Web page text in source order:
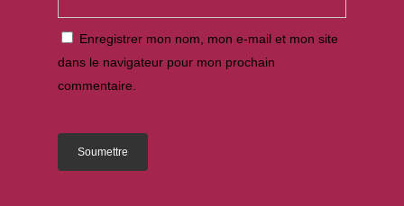
Enregistrer mon nom, mon e-mail et mon site
dans le navigateur pour mon prochain
commentaire.